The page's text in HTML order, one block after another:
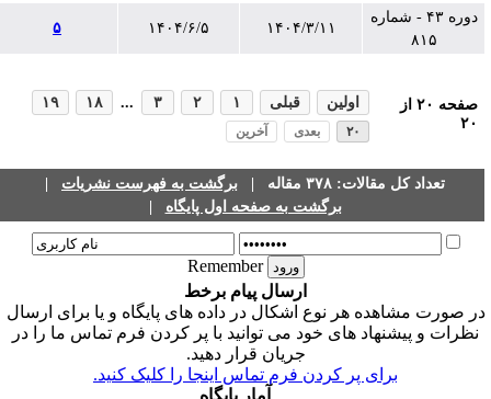
دوره ۴۳ - شماره
۸۱۵
۱۴۰۴/۳/۱۱ ۱۴۰۴/۶/۵
صفحه۲۰ از
۲۰
اولین قبلی ... ۱۸ ۱۹
۲۰ بعدی آخرین
تعداد کل مقالات: ۳۷۸ مقاله | برگشت به فهرست نشریات|
برگشت به صفحه اول پایگاه|
Remember
ارسال پیام برخط
صورت مشاهده هر نوع اشکال در داده های پایگاه و یا برای ارسال
نظرات و پیشنهاد های خود می توانید با پر کردن فرم تماس ما را در
جریان قرار دهید.
برای پر کردن فرم تماس اینجا را کلیک کنید.
آمار پایگاه